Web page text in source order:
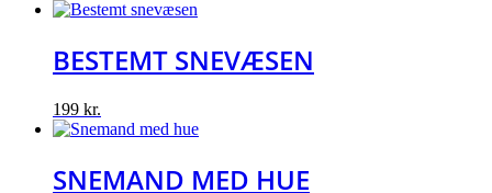
BESTEMT SNEVÆSEN
199 kr.
SNEMAND MED HUE